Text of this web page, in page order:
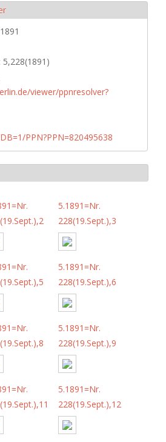
1891
5,228(1891)
viewer/ppnresolver?
PPN?PPN=820495638
5.1891=Nr.
228(19.Sept.),3
5.1891=Nr.
228(19.Sept.),6
5.1891=Nr.
228(19.Sept.),9
5.1891=Nr.
228(19.Sept.),12